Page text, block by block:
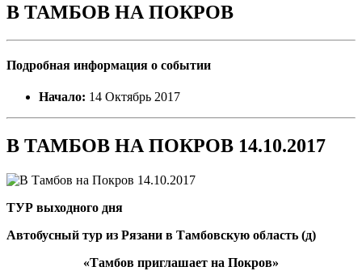
В ТАМБОВ НА ПОКРОВ
Подробная информация о событии
Начало: 14 Октябрь 2017
В ТАМБОВ НА ПОКРОВ 14.10.2017
ТУР выходного дня
Автобусный тур из Рязани в Тамбовскую область (д)
«Тамбов приглашает на Покров»